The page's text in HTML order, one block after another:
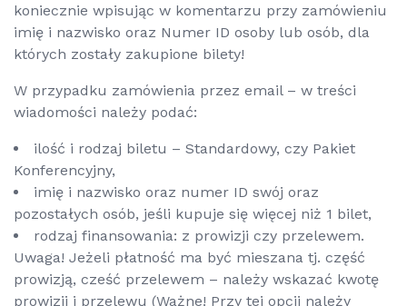
koniecznie wpisując w komentarzu przy zamówieniu
imię i nazwisko oraz Numer ID osoby lub osób, dla
których zostały zakupione bilety!
W przypadku zamówienia przez email – w treści
wiadomości należy podać:
ilość i rodzaj biletu – Standardowy, czy Pakiet
Konferencyjny,
imię i nazwisko oraz numer ID swój oraz
pozostałych osób, jeśli kupuje się więcej niż 1 bilet,
rodzaj finansowania: z prowizji czy przelewem.
Uwaga! Jeżeli płatność ma być mieszana tj. część
prowizją, cześć przelewem – należy wskazać kwotę
prowizji i przelewu (Ważne! Przy tej opcji należy